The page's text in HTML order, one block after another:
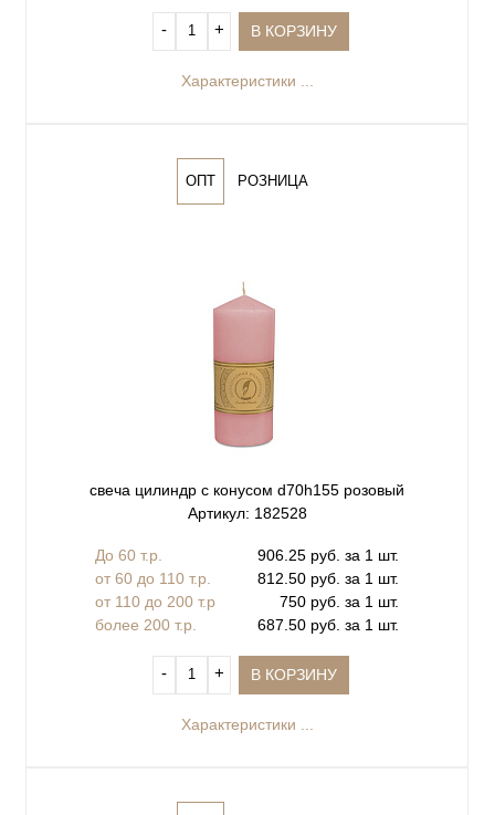
‐ + В КОРЗИНУ
Характеристики ...
ОПТ РОЗНИЦА
свеча цилиндр с конусом d70h155 розовый
Артикул: 182528
До 60 т.р.
906.25 руб. за 1 шт.
от 60 до 110 т.р.
812.50 руб. за 1 шт.
от 110 до 200 т.р
750 руб. за 1 шт.
более 200 т.р.
687.50 руб. за 1 шт.
‐ + В КОРЗИНУ
Характеристики ...